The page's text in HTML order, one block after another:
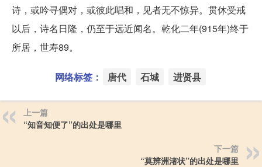
诗，或吟寻偶对，或彼此唱和，见者无不惊异。贯休受戒
以后，诗名日隆，仍至于远近闻名。乾化二年(915年)终于
所居，世寿89。
网络标签： 唐代 石城 进贤县
上一篇
“知音知便了”的出处是哪里
下一篇
“莫辨洲渚状”的出处是哪里